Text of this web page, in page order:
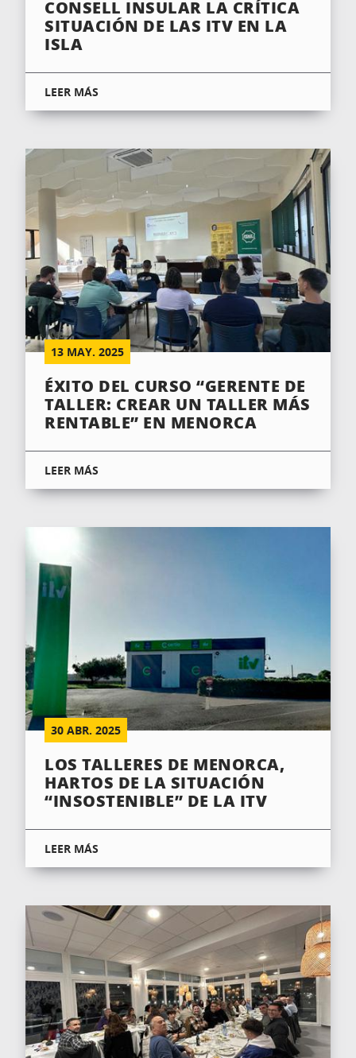
CONSELL INSULAR LA CRÍTICA
SITUACIÓN DE LAS ITV EN LA
ISLA
LEER MÁS
13 MAY. 2025
ÉXITO DEL CURSO “GERENTE DE
TALLER: CREAR UN TALLER MÁS
RENTABLE” EN MENORCA
LEER MÁS
30 ABR. 2025
LOS TALLERES DE MENORCA,
HARTOS DE LA SITUACIÓN
“INSOSTENIBLE” DE LA ITV
LEER MÁS